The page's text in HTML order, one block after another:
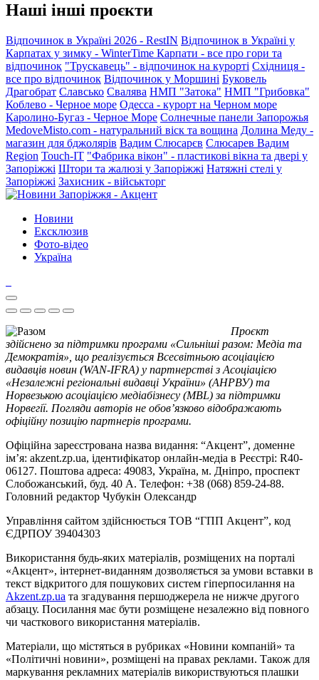
Наші інші проєкти
Відпочинок в Україні 2026 - RestIN Відпочинок в Україні у
Карпатах у зимку - WinterTime Карпати - все про гори та
відпочинок "Трускавець" - відпочинок на курорті Східниця -
все про відпочинок Відпочинок у Моршині Буковель
Драгобрат Славсько Свалява НМП "Затока" НМП "Грибовка"
Коблево - Черное море Одесса - курорт на Черном море
Каролино-Бугаз - Черное Море Солнечные панели Запорожья
MedoveMisto.com - натуральний віск та вощина Долина Меду -
магазин для бджолярів Вадим Слюсарєв Слюсарев Вадим
Region Touch-IT "Фабрика вікон" - пластикові вікна та двері у
Запоріжжі Штори та жалюзі у Запоріжжі Натяжні стелі у
Запоріжжі Захисник - військторг
Новини
Ексклюзив
Фото-відео
Україна
Проєкт
здійснено за підтримки програми «Сильніші разом: Медіа та
Демократія», що реалізується Всесвітньою асоціацією
видавців новин (WAN-IFRA) у партнерстві з Асоціацією
«Незалежні регіональні видавці України» (АНРВУ) та
Норвезькою асоціацією медіабізнесу (MBL) за підтримки
Норвегії. Погляди авторів не обов’язково відображають
офіційну позицію партнерів програми.
Офіційна зареєстрована назва видання: “Акцент”, доменне
ім’я: akzent.zp.ua, ідентифікатор онлайн-медіа в Реєстрі: R40-
06127. Поштова адреса: 49083, Україна, м. Дніпро, проспект
Слобожанський, буд. 40 А. Телефон: +38 (068) 859-24-88.
Головний редактор Чубукін Олександр
Управління сайтом здійснюється ТОВ “ГПП Акцент”, код
ЄДРПОУ 39404303
Використання будь-яких матеріалів, розміщених на порталі
«Акцент», інтернет-виданням дозволяється за умови вставки в
текст відкритого для пошукових систем гіперпосилання на
Akzent.zp.ua та згадування першоджерела не нижче другого
абзацу. Посилання має бути розміщене незалежно від повного
чи часткового використання матеріалів.
Матеріали, що містяться в рубриках «Новини компаній» та
«Політичні новини», розміщені на правах реклами. Також для
маркування рекламних матеріалів використвуються плашки